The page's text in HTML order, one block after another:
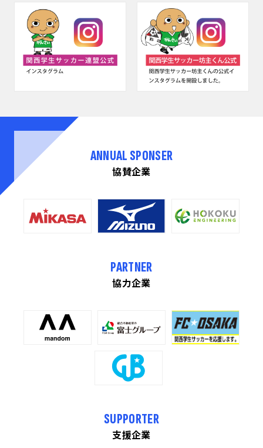
ANNUAL SPONSER
協賛企業
PARTNER
協力企業
SUPPORTER
支援企業